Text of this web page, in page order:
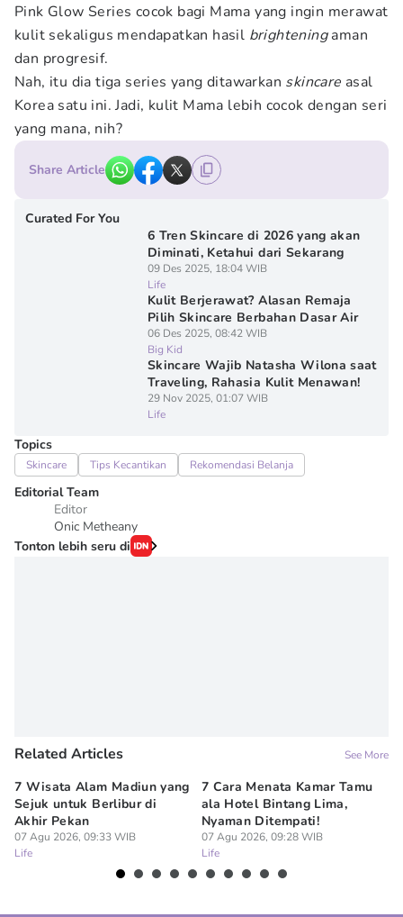
Pink Glow Series cocok bagi Mama yang ingin merawat
kulit sekaligus mendapatkan hasil brighteningaman
dan progresif.
Nah, itu dia tiga series yang ditawarkan skincare asal
Korea satu ini. Jadi, kulit Mama lebih cocok dengan seri
yang mana, nih?
Share Article
Curated For You
6 Tren Skincare di 2026 yang akan
Diminati, Ketahui dari Sekarang
09 Des 2025, 18:04 WIB
Life
Kulit Berjerawat? Alasan Remaja
Pilih Skincare Berbahan Dasar Air
06 Des 2025, 08:42 WIB
Big Kid
Skincare Wajib Natasha Wilona saat
Traveling, Rahasia Kulit Menawan!
29 Nov 2025, 01:07 WIB
Life
Topics
Skincare Tips Kecantikan Rekomendasi Belanja
Editorial Team
Editor
Onic Metheany
Tonton lebih seru di
Related Articles See More
7 Wisata Alam Madiun yang
Sejuk untuk Berlibur di
Akhir Pekan
07 Agu 2026, 09:33 WIB
Life
7 Cara Menata Kamar Tamu
ala Hotel Bintang Lima,
Nyaman Ditempati!
07 Agu 2026, 09:28 WIB
Life